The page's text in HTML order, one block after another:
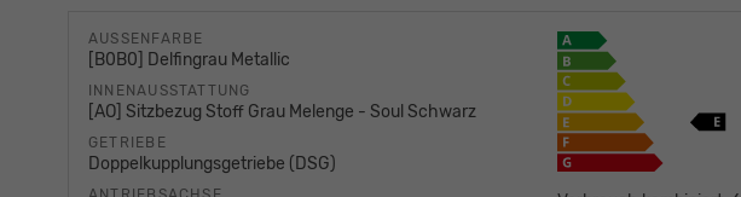
AUSSENFARBE
[B0B0] Delfingrau Metallic
INNENAUSSTATTUNG
[AO] Sitzbezug Stoff Grau Melenge - Soul Schwarz
GETRIEBE
Doppelkupplungsgetriebe (DSG)